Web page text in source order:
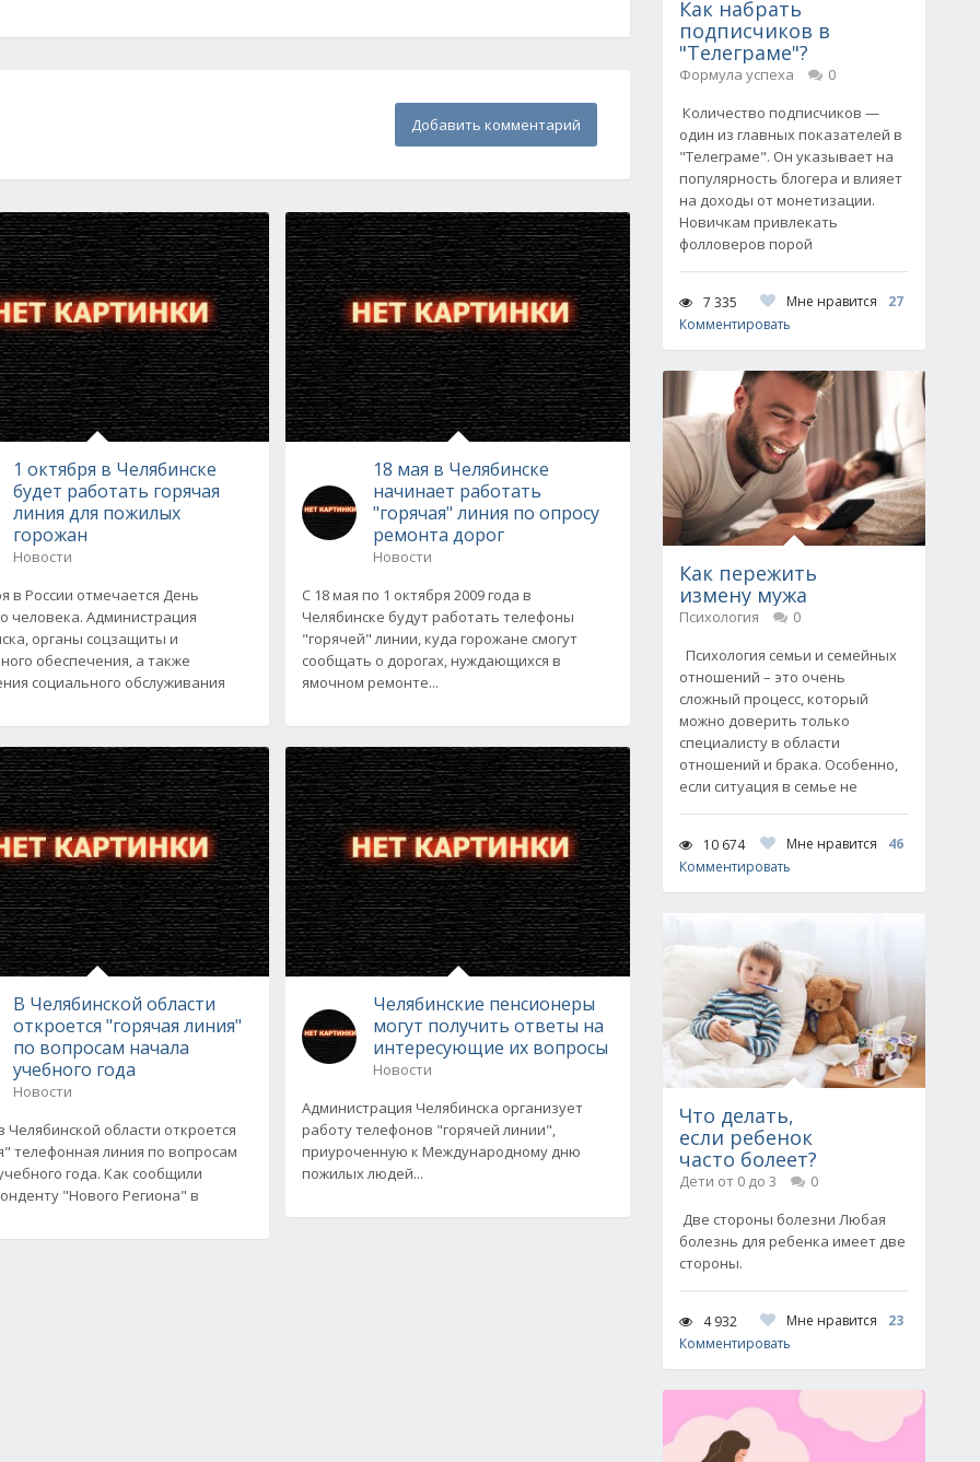
Добавить комментарий
1 октября в Челябинске
будет работать горячая
линия для пожилых
горожан
Новости
в России отмечается День
человека. Администрация
органы соцзащиты и
обеспечения, а также
социального обслуживания
В Челябинской области
откроется "горячая линия"
по вопросам начала
учебного года
Новости
Челябинской области откроется
телефонная линия по вопросам
года. Как сообщили
"Нового Региона" в
18 мая в Челябинске
начинает работать
"горячая" линия по опросу
ремонта дорог
Новости
С 18 мая по 1 октября 2009 года в
Челябинске будут работать телефоны
"горячей" линии, куда горожане смогут
сообщать о дорогах, нуждающихся в
ямочном ремонте...
Челябинские пенсионеры
могут получить ответы на
интересующие их вопросы
Новости
Администрация Челябинска организует
работу телефонов "горячей линии",
приуроченную к Международному дню
пожилых людей...
Как набрать
подписчиков в
"Телеграме"?
Формула успеха
0
Количество подписчиков —
один из главных показателей в
"Телеграме". Он указывает на
популярность блогера и влияет
на доходы от монетизации.
Новичкам привлекать
фолловеров порой
7 335 Мне нравится
27
Комментировать
Как пережить
измену мужа
Психология
0
Психология семьи и семейных
отношений – это очень
сложный процесс, который
можно доверить только
специалисту в области
отношений и брака. Особенно,
если ситуация в семье не
10 674 Мне нравится
46
Комментировать
Что делать,
если ребенок
часто болеет?
Дети от 0 до 3
0
Две стороны болезни Любая
болезнь для ребенка имеет две
стороны.
4 932 Мне нравится
23
Комментировать